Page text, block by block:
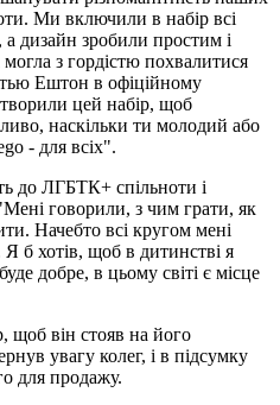
Ми включили в набір всі
дизайн зробили простим і
з гордістю похвалитися
Ештон в офіційному
цей набір, щоб
наскільки ти молодий або
- для всіх".
до ЛГБТК+ спільноти і
говорили, з чим грати, як
Начебто всі кругом мені
б хотів, щоб в дитинстві я
добре, в цьому світі є місце
щоб він стояв на його
увагу колег, і в підсумку
для продажу.